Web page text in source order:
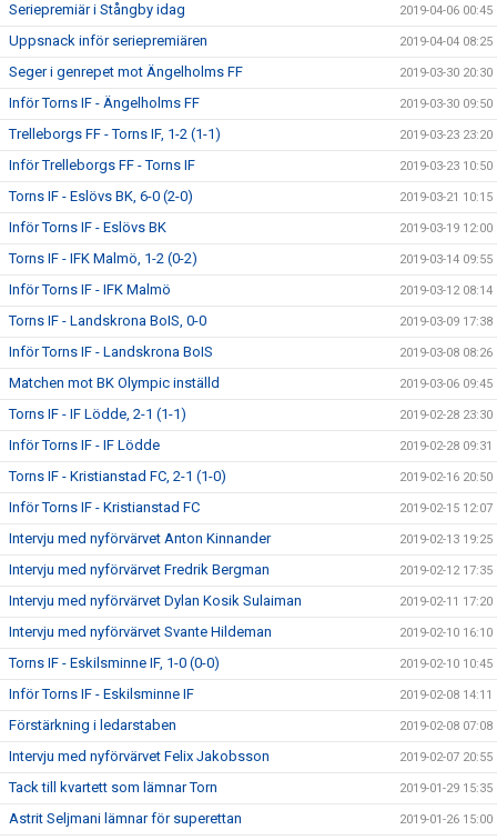
Seriepremiär i Stångby idag 2019-04-06 00:45
Uppsnack inför seriepremiären 2019-04-04 08:25
Seger i genrepet mot Ängelholms FF 2019-03-30 20:30
Inför Torns IF - Ängelholms FF 2019-03-30 09:50
Trelleborgs FF - Torns IF, 1-2 (1-1) 2019-03-23 23:20
Inför Trelleborgs FF - Torns IF 2019-03-23 10:50
Torns IF - Eslövs BK, 6-0 (2-0) 2019-03-21 10:15
Inför Torns IF - Eslövs BK 2019-03-19 12:00
Torns IF - IFK Malmö, 1-2 (0-2) 2019-03-14 09:55
Inför Torns IF - IFK Malmö 2019-03-12 08:14
Torns IF - Landskrona BoIS, 0-0 2019-03-09 17:38
Inför Torns IF - Landskrona BoIS 2019-03-08 08:26
Matchen mot BK Olympic inställd 2019-03-06 09:45
Torns IF - IF Lödde, 2-1 (1-1) 2019-02-28 23:30
Inför Torns IF - IF Lödde 2019-02-28 09:31
Torns IF - Kristianstad FC, 2-1 (1-0) 2019-02-16 20:50
Inför Torns IF - Kristianstad FC 2019-02-15 12:07
Intervju med nyförvärvet Anton Kinnander 2019-02-13 19:25
Intervju med nyförvärvet Fredrik Bergman 2019-02-12 17:35
Intervju med nyförvärvet Dylan Kosik Sulaiman 2019-02-11 17:20
Intervju med nyförvärvet Svante Hildeman 2019-02-10 16:10
Torns IF - Eskilsminne IF, 1-0 (0-0) 2019-02-10 10:45
Inför Torns IF - Eskilsminne IF 2019-02-08 14:11
Förstärkning i ledarstaben 2019-02-08 07:08
Intervju med nyförvärvet Felix Jakobsson 2019-02-07 20:55
Tack till kvartett som lämnar Torn 2019-01-29 15:35
Astrit Seljmani lämnar för superettan 2019-01-26 15:00